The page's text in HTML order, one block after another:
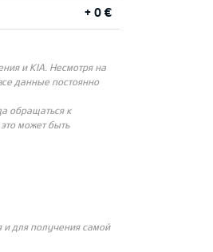
+ 0 €
и KIA. Несмотря на
данные постоянно
обращаться к
может быть
и для получения самой